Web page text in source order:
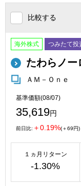
比較する
海外株式 つみたて投
たわらノ
ＡＭ－Ｏｎｅ
基準価額(08/07)
35,619円
前日比: ＋0.19%(＋69円)
１ヵ月リターン
-1.30%